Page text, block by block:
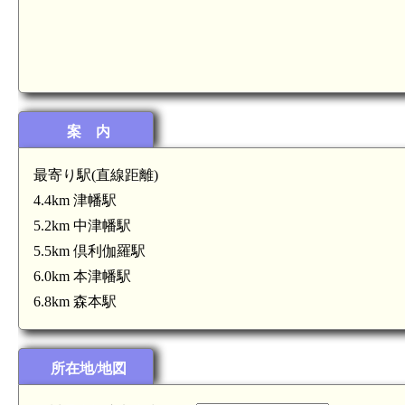
案 内
最寄り駅(直線距離)
4.4km 津幡駅
5.2km 中津幡駅
5.5km 倶利伽羅駅
6.0km 本津幡駅
6.8km 森本駅
所在地/地図
中津幡駅(5.2km)
津幡城(5.7km)